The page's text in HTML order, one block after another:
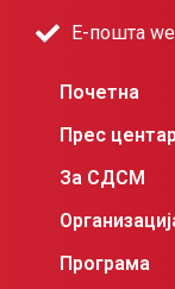
Е-пошта
Почетна
Прес центар
За СДСМ
Програма